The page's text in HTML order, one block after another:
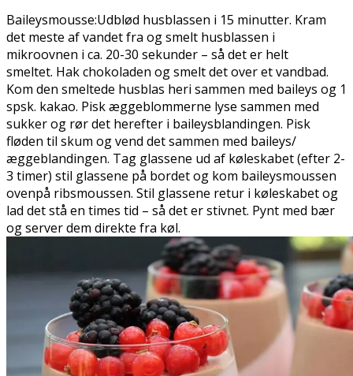
Baileysmousse:Udblød husblassen i 15 minutter. Kram
det meste af vandet fra og smelt husblassen i
mikroovnen i ca. 20-30 sekunder – så det er helt
smeltet. Hak chokoladen og smelt det over et vandbad.
Kom den smeltede husblas heri sammen med baileys og 1
spsk. kakao. Pisk æggeblommerne lyse sammen med
sukker og rør det herefter i baileysblandingen. Pisk
fløden til skum og vend det sammen med baileys/
æggeblandingen. Tag glassene ud af køleskabet (efter 2-
3 timer) stil glassene på bordet og kom baileysmoussen
ovenpå ribsmoussen. Stil glassene retur i køleskabet og
lad det stå en times tid – så det er stivnet. Pynt med bær
og server dem direkte fra køl.